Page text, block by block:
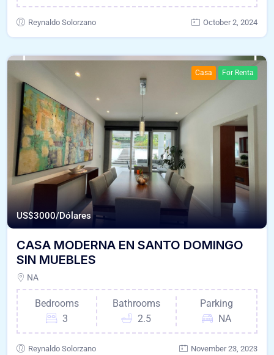
Reynaldo Solorzano October 2, 2024
Casa For Renta
US$3000/Dólares
CASA MODERNA EN SANTO DOMINGO
SIN MUEBLES
NA
Bedrooms
3
Bathrooms
2.5
Parking
NA
Reynaldo Solorzano November 23, 2023